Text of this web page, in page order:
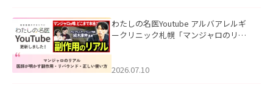
わたしの名医Youtube アルバアレルギ
ークリニック札幌「マンジャロのリア
た。
2026.07.10